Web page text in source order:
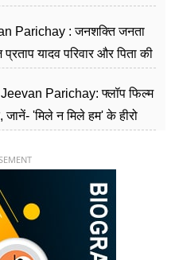
Parichay : जनशक्ति जनता
यादव परिवार और पिता की
Parichay: फ्लॉप फिल्म
जानें- 'मिले न मिले हम' के हीरो